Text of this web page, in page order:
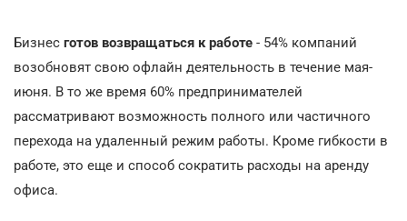
Бизнес готов возвращаться к работе - 54% компаний
возобновят свою офлайн деятельность в течение мая-
июня. В то же время 60% предпринимателей
рассматривают возможность полного или частичного
перехода на удаленный режим работы. Кроме гибкости в
работе, это еще и способ сократить расходы на аренду
офиса.